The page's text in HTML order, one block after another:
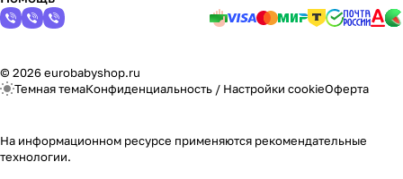
© 2026 eurobabyshop.ru
Темная темаКонфиденциальность / Настройки cookieОферта
На информационном ресурсе применяются рекомендательные
технологии.